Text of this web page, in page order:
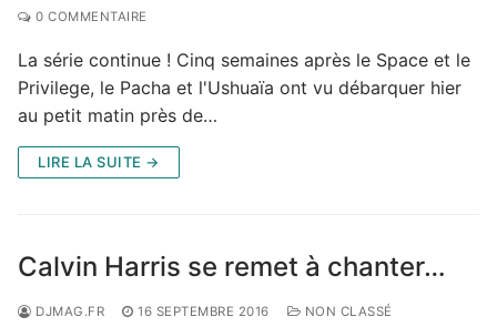
0 COMMENTAIRE
La série continue ! Cinq semaines après le Space et le
Privilege, le Pacha et l'Ushuaïa ont vu débarquer hier
au petit matin près de…
LIRE LA SUITE →
Calvin Harris se remet à chanter…
DJMAG.FR 16 SEPTEMBRE 2016
NON CLASSÉ